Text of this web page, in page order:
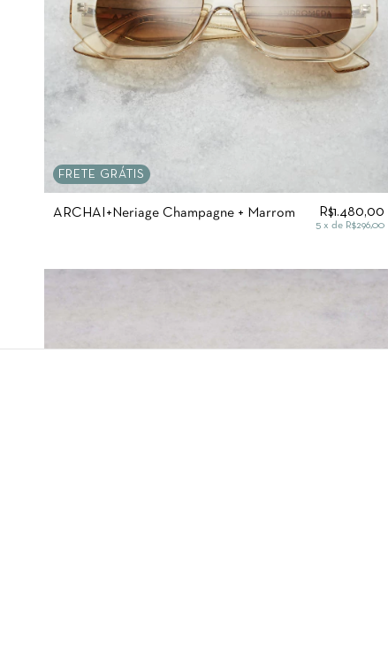
FRETE GRÁTIS
ARCHAI+Neriage Champagne + Marrom R$1.480,00
5 x de R$296,00